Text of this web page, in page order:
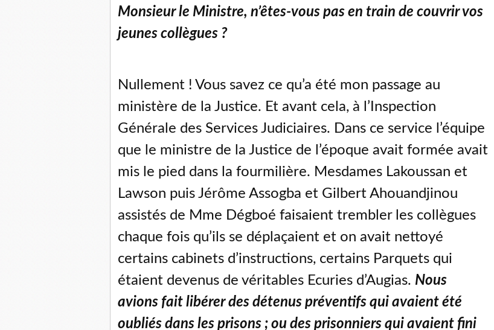
Monsieur le Ministre, n’êtes-vous pas en train de couvrir vos
jeunes collègues ?
Nullement ! Vous savez ce qu’a été mon passage au
ministère de la Justice. Et avant cela, à l’Inspection
Générale des Services Judiciaires. Dans ce service l’équipe
que le ministre de la Justice de l’époque avait formée avait
mis le pied dans la fourmilière. Mesdames Lakoussan et
Lawson puis Jérôme Assogba et Gilbert Ahouandjinou
assistés de Mme Dégboé faisaient trembler les collègues
chaque fois qu’ils se déplaçaient et on avait nettoyé
certains cabinets d’instructions, certains Parquets qui
étaient devenus de véritables Ecuries d’Augias. Nous
avions fait libérer des détenus préventifs qui avaient été
oubliés dans les prisons ; ou des prisonniers qui avaient fini